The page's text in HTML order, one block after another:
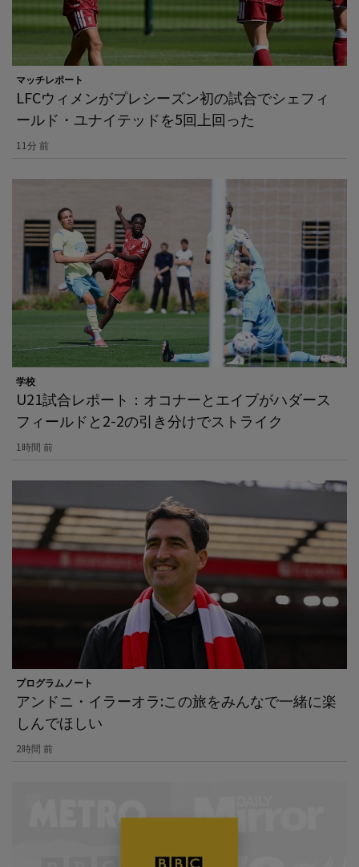
マッチレポート
LFCウィメンがプレシーズン初の試合でシェフィ
ールド・ユナイテッドを5回上回った
11分 前
学校
U21試合レポート：オコナーとエイブがハダース
フィールドと2-2の引き分けでストライク
1時間 前
プログラムノート
アンドニ・イラーオラ:この旅をみんなで一緒に楽
しんでほしい
2時間 前